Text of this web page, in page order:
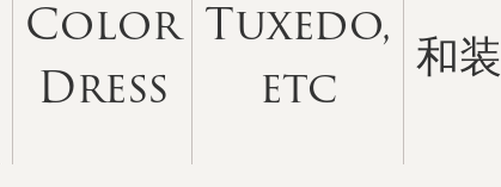
Color
Dress
Tuxedo,
etc
和装